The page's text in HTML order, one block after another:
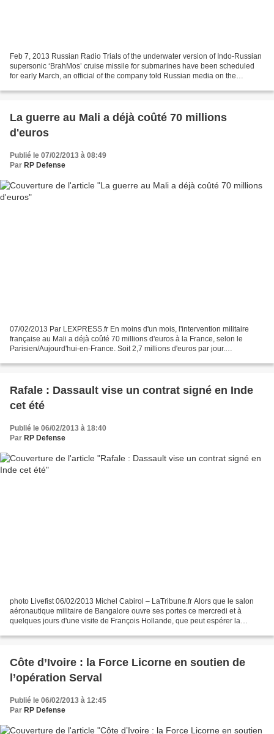
Feb 7, 2013 Russian Radio Trials of the underwater version of Indo-Russian
supersonic ‘BrahMos’ cruise missile for submarines have been scheduled
for early March, an official of the company told Russian media on the
La guerre au Mali a déjà coûté 70 millions
d'euros
Publié le 07/02/2013 à 08:49
Par RP Defense
07/02/2013 Par LEXPRESS.fr En moins d'un mois, l'intervention militaire
française au Mali a déjà coûté 70 millions d'euros à la France, selon le
Parisien/Aujourd'hui-en-France. Soit 2,7 millions d'euros par jour.
Rafale : Dassault vise un contrat signé en Inde
cet été
Publié le 06/02/2013 à 18:40
Par RP Defense
photo Livefist 06/02/2013 Michel Cabirol – LaTribune.fr Alors que le salon
aéronautique militaire de Bangalore ouvre ses portes ce mercredi et à
quelques jours d'une visite de François Hollande, que peut espérer la
Côte d’Ivoire : la Force Licorne en soutien de
l’opération Serval
Publié le 06/02/2013 à 12:45
Par RP Defense